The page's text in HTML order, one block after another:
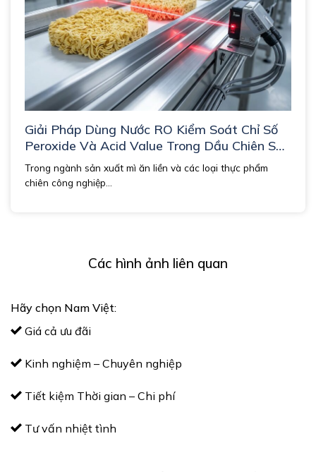
Giải Pháp Dùng Nước RO Kiểm Soát Chỉ Số
Peroxide Và Acid Value Trong Dầu Chiên Sản
Xuất Mì Ăn Liền và Thực Phẩm Chiên.
Trong ngành sản xuất mì ăn liền và các loại thực phẩm
chiên công nghiệp...
Các hình ảnh liên quan
Hãy chọn Nam Việt:
Giá cả ưu đãi
Kinh nghiệm – Chuyên nghiệp
Tiết kiệm Thời gian – Chi phí
Tư vấn nhiệt tình